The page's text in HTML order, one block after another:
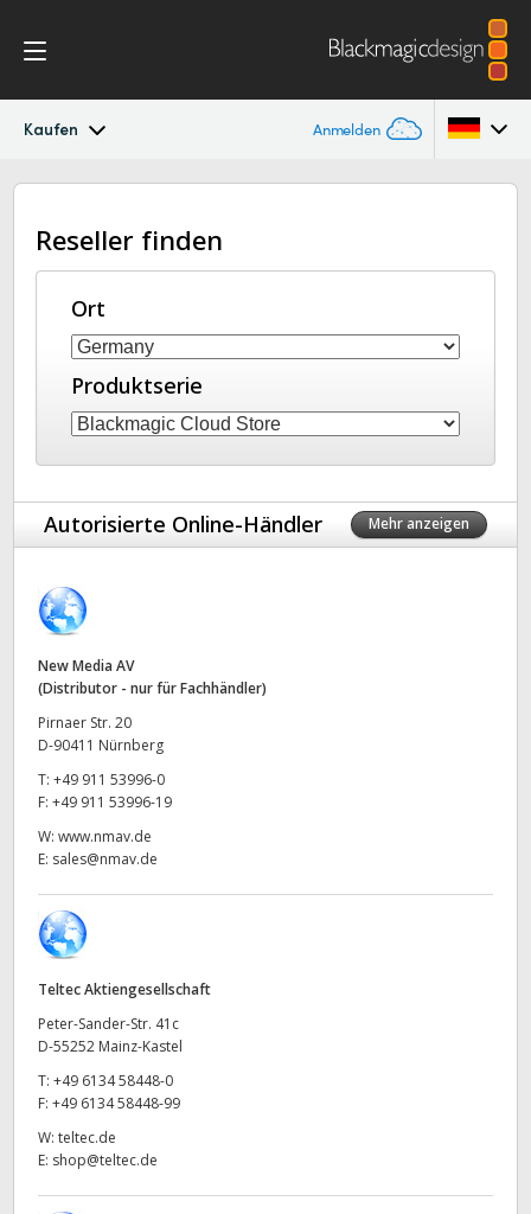
Kaufen Anmelden
Blackmagic Cloud Store Mini/Max/Ultra
Galerie
DaVinci Resolve Replay
Techn. Daten
Australia
Austria
Brazil
Canada
Denmark
Finland
Germany
India
Italy
Japan
New Zealand
Norway
Reseller finden
Ort
Produktserie
Autorisierte Online-Händler Mehr anzeigen
New Media AV
(Distributor - nur für Fachhändler)
Pirnaer Str. 20
D-90411 Nürnberg
T: +49 911 53996-0
F: +49 911 53996-19
W: www.nmav.de
E: sales@nmav.de
Teltec Aktiengesellschaft
Peter-Sander-Str. 41c
D-55252 Mainz-Kastel
T: +49 6134 58448-0
F: +49 6134 58448-99
W: teltec.de
E: shop@teltec.de